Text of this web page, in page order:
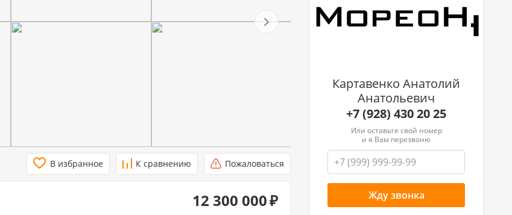
В избранное К сравнению Пожаловаться
12 300 000
Картавенко Анатолий
Анатольевич
+7 (928) 430 20 25
Или оставьте свой номер
и я Вам перезвоню